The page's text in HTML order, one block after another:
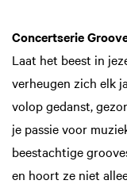
Concertserie
Laat het beest in
verheugen zich elk
volop gedanst,
je passie voor
beestachtige
en hoort ze niet